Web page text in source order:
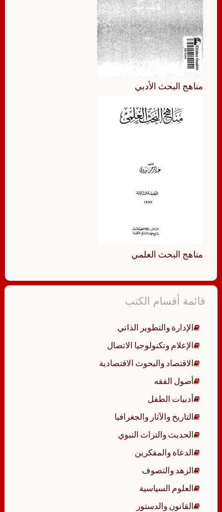
مناهج البحث الأدبي
مناهج البحث العلمي
قائمة أقسام الكتب
الإدارة والتطوير الذاتي
الإعلام وتكنولوجيا الاتصال
الاقتصاد والبحوث الاقتصادية
أصول الفقه
أدبيات الطفل
التاريخ والآثار والجغرافيا
الحديث والتراث النبوي
الدعاة والمفكرين
الزهد والتصوف
العلوم السياسية
القانون والدستور